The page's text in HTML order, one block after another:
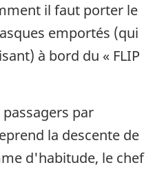
il faut porter le
emportés (qui
à bord du « FLIP
passagers par
la descente de
d'habitude, le chef